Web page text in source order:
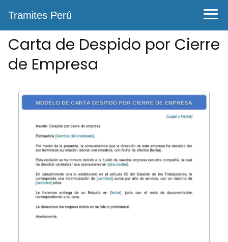
0%
Tramites Perú
Carta de Despido por Cierre
de Empresa